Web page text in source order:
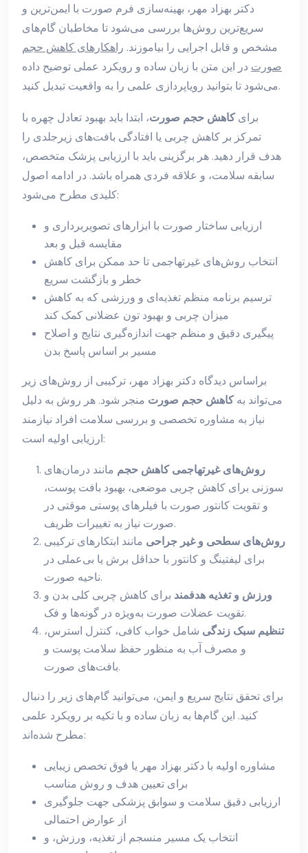
دکتر بهزاد مهر، بهینه‌سازی فرم صورت با ایمن‌ترین و
سریع‌ترین روش‌ها بررسی می‌شود تا مخاطبان گام‌های
مشخص و قابل اجرایی را بیاموزند. راهکارهای کاهش حجم
صورت در این متن با زبان ساده و رویکرد عملی توضیح داده
می‌شود تا بتوانید رویاپردازی علمی را به واقعیت تبدیل کنید.
برایکاهش حجم صورت، ابتدا باید بهبود تعادل چهره با
تمرکز بر کاهش چربی یا افتادگی بافت‌های زیرجلدی را
هدف قرار دهید. هر برگزینی باید با ارزیابی پزشک متخصص،
سابقه سلامت، و علاقه فردی همراه باشد. در ادامه اصول
کلیدی مطرح می‌شود:
ارزیابی ساختار صورت با ابزارهای تصویربرداری و
مقایسه قبل و بعد
انتخاب روش‌های غیرتهاجمی تا حد ممکن برای کاهش
خطر و بازگشت سریع
ترسیم برنامه منظم تغذیه‌ای و ورزشی که به کاهش
میزان چربی و بهبود تون عضلانی کمک کند
پیگیری دقیق و منظم جهت اندازه‌گیری نتایج و اصلاح
مسیر بر اساس پاسخ بدن
براساس دیدگاه دکتر بهزاد مهر، ترکیبی از روش‌های زیر
می‌تواند بهکاهش حجم صورت منجر شود. هر روش به دلیل
نیاز به مشاوره تخصصی و بررسی سلامت افراد نیازمند
ارزیابی اولیه است:
روش‌های غیرتهاجمی کاهش حجم مانند درمان‌های
سوزنی برای کاهش چربی موضعی، بهبود بافت پوست،
و تقویت کانتور صورت با فیلرهای پوستی موقتی در
صورت نیاز به تغییرات ظریف.
روش‌های سطحی و غیر جراحی مانند ابتکارهای ترکیبی
برای لیفتینگ و کانتور با حداقل برش یا بی‌عملی در
ناحیه صورت.
ورزش و تغذیه هدفمند برای کاهش چربی کلی بدن و
تقویت عضلات صورت به‌ویژه در گونه‌ها و فک.
تنظیم سبک زندگی شامل خواب کافی، کنترل استرس،
و مصرف آب به منظور حفظ سلامت پوست و
بافت‌های صورت.
برای تحقق نتایج سریع و ایمن، می‌توانید گام‌های زیر را دنبال
کنید. این گام‌ها به زبان ساده و با تکیه بر رویکرد علمی
مطرح شده‌اند:
مشاوره اولیه با دکتر بهزاد مهر یا فوق تخصص زیبایی
برای تعیین هدف و روش مناسب
ارزیابی دقیق سلامت و سوابق پزشکی جهت جلوگیری
از عوارض احتمالی
انتخاب یک مسیر منسجم از تغذیه، ورزش، و